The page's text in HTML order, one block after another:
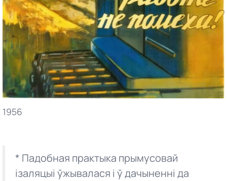
1956
* Падобная практыка прымусовай
ізаляцыі ўжывалася і ў дачыненні да